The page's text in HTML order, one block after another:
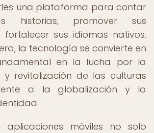
una plataforma para contar
historias, promover sus
sus idiomas nativos.
la tecnología se convierte en
en la lucha por la
y revitalización de las culturas
a la globalización y la
aplicaciones móviles no solo